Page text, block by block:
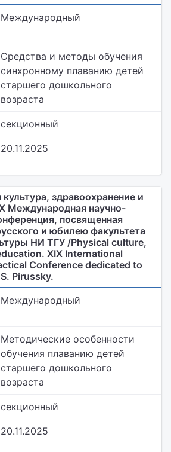
Международный
Средства и методы обучения
синхронному плаванию детей
старшего дошкольного
возраста
секционный
20.11.2025
здравоохранение и
Международная научно-
посвященная
и юбилею факультета
НИ ТГУ /Physical culture,
XIX International
Conference dedicated to
Pirussky.
Международный
Методические особенности
обучения плаванию детей
старшего дошкольного
возраста
секционный
20.11.2025